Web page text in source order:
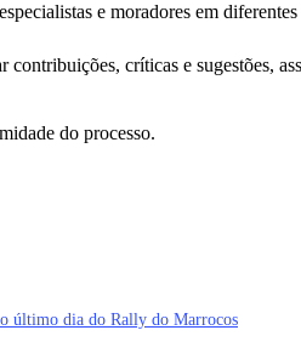
e moradores em
críticas e sugestões,
do processo.
último dia do Rally do Marrocos